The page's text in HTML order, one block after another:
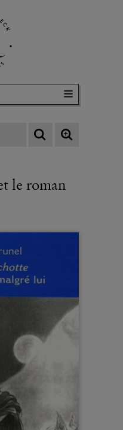
le roman